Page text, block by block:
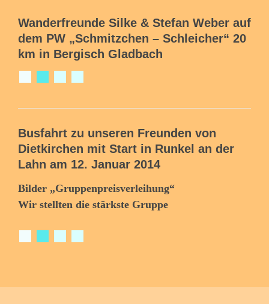
Wanderfreunde Silke & Stefan Weber auf
dem PW „Schmitzchen – Schleicher“ 20
km in Bergisch Gladbach
Busfahrt zu unseren Freunden von
Dietkirchen mit Start in Runkel an der
Lahn am 12. Januar 2014
Bilder „Gruppenpreisverleihung“
Wir stellten die stärkste Gruppe